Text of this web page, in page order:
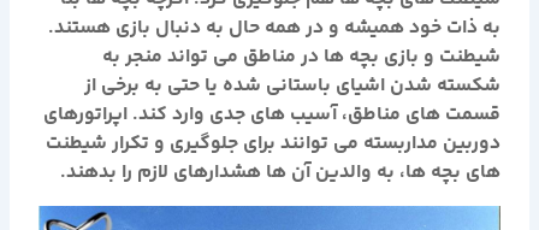
به ذات خود همیشه و در همه حال به دنبال بازی هستند.
شیطنت و بازی بچه ها در مناطق می تواند منجر به
شکسته شدن اشیای باستانی شده یا حتی به برخی از
قسمت های مناطق، آسیب های جدی وارد کند. اپراتورهای
دوربین مداربسته می توانند برای جلوگیری و تکرار شیطنت
های بچه ها، به والدین آن ها هشدارهای لازم را بدهند.